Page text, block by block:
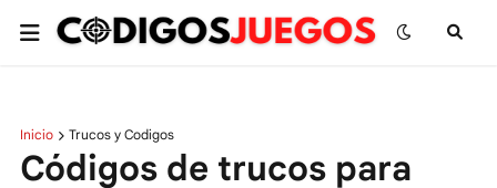
Inicio Trucos y Codigos
Códigos de trucos para